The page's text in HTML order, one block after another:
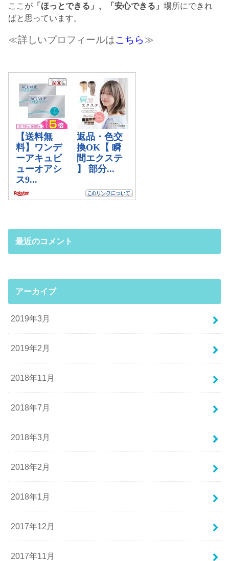
ここが 「ほっとできる」、「安心できる」場所にできれ
ばと思っています。
≪詳しいプロフィールはこちら≫
最近のコメント
アーカイブ
2019年3月
2019年2月
2018年11月
2018年7月
2018年3月
2018年2月
2018年1月
2017年12月
2017年11月